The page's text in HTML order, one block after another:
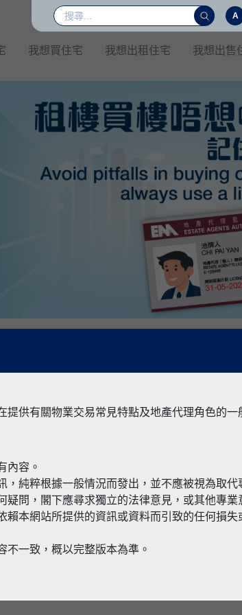
A
我想買住宅 我想出租住宅 我想出售
有關境外物業
供有關物業交易常見特點及地產代理角色的一
內容。
純粹根據一般情況而發出，並不應被視為取代
問，閣下應尋求獨立的法律意見，或其他專業
本網站所提供的資訊或資料而引致的任何損
不一致，概以完整版本為準。